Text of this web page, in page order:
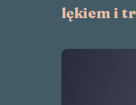
lękiem i